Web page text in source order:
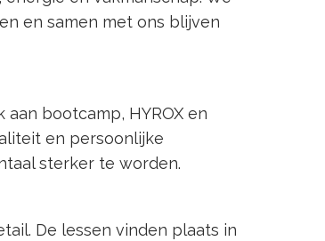
en samen met ons blijven
bootcamp, HYROX en
en persoonlijke
sterker te worden.
De lessen vinden plaats in